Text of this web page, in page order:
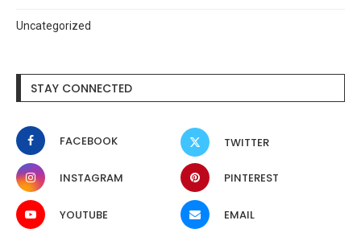
Uncategorized
STAY CONNECTED
FACEBOOK TWITTER
INSTAGRAM PINTEREST
YOUTUBE EMAIL